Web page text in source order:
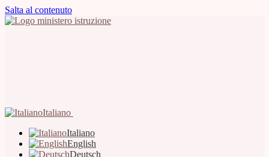
Salta al contenuto
Italiano
Italiano
English
Deutsch